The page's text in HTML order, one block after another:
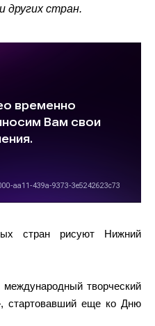
других стран.
стран рисуют Нижний
творческий
стартовавший еще ко Дню